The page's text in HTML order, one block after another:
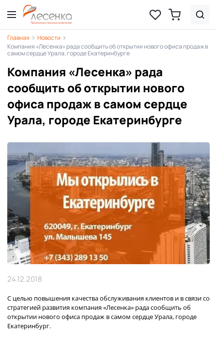
Главная
Новости
Компания «Лесенка» рада сообщить об открытии нового офиса продаж в
самом сердце Урала, городе Екатеринбурге
Компания «Лесенка» рада
сообщить об открытии нового
офиса продаж в самом сердце
Урала, городе Екатеринбурге
24.12.2018
С целью повышения качества обслуживания клиентов и в связи со
стратегией развития компания «Лесенка» рада сообщить об
открытии нового офиса продаж в самом сердце Урала, городе
Екатеринбург.